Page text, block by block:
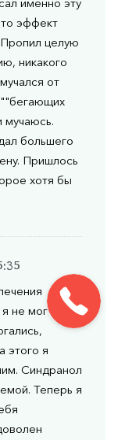
эффект
целую
никакого
от
""бегающих
мучаюсь.
большего
Пришлось
хотя бы
не мог
этого я
Синдранол
Теперь я